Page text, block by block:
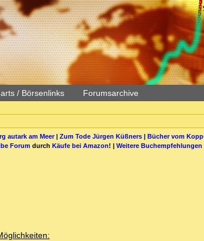
/ Börsenlinks Forumsarchive
autark am Meer| Zum Tode Jürgen Küßners| Bücher vom
Forum durch Käufe bei Amazon! | Weitere Buchempfehlungen